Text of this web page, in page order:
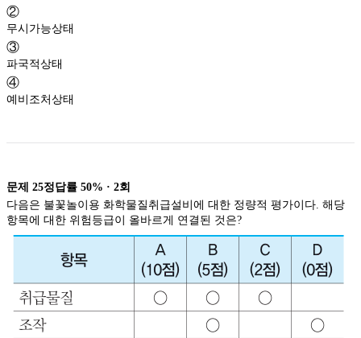
②
무시가능상태
③
파국적상태
④
예비조처상태
문제 25정답률 50% · 2회
다음은 불꽃놀이용 화학물질취급설비에 대한 정량적 평가이다. 해당
항목에 대한 위험등급이 올바르게 연결된 것은?